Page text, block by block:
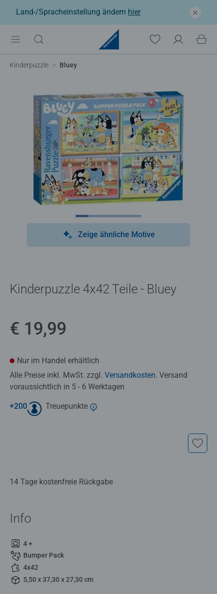
Land-/Spracheinstellung ändern hier
Kinderpuzzle Bluey
Zeige ähnliche Motive
Kinderpuzzle 4x42 Teile - Bluey
€ 19,99
Nur im Handel erhältlich
Alle Preise inkl. MwSt. zzgl. Versandkosten. Versand
voraussichtlich in 5 - 6 Werktagen
+200 Treuepunkte
14 Tage kostenfreie Rückgabe
Info
4 +
Bumper Pack
4x42
5,50 x 37,30 x 27,30 cm